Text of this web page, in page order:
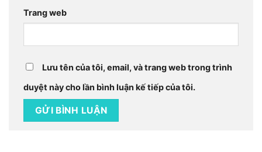
Trang web
Lưu tên của tôi, email, và trang web trong trình
duyệt này cho lần bình luận kế tiếp của tôi.